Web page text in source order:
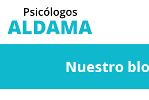
contenido
principal
barra
Nuestro